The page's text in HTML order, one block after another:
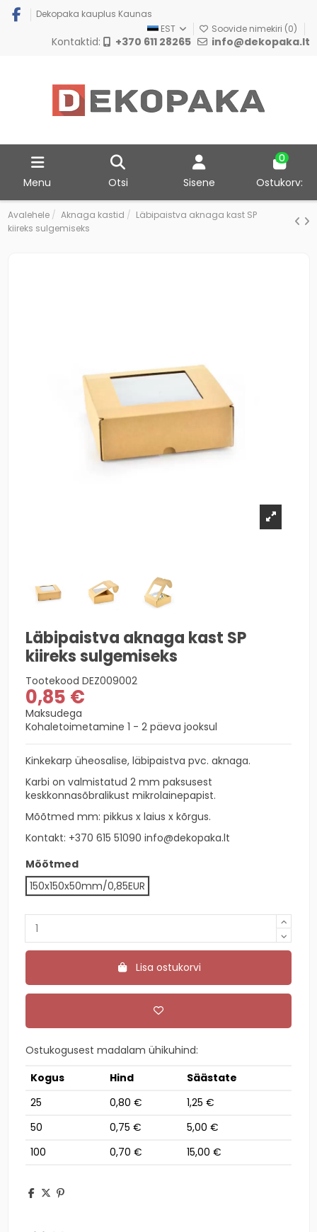
Dekopaka kauplus Kaunas
EST
Soovide nimekiri (0)
Kontaktid: +370 611 28265 info@dekopaka.lt
Menu Otsi Sisene
0
Ostukorv:
Avalehele Aknaga kastid
Läbipaistva aknaga kast SP
kiireks sulgemiseks
Läbipaistva aknaga kast SP
kiireks sulgemiseks
Tootekood DEZ009002
0,85 €
Maksudega
Kohaletoimetamine 1 - 2 päeva jooksul
Kinkekarp üheosalise, läbipaistva pvc. aknaga.
Karbi on valmistatud 2 mm paksusest
keskkonnasõbralikust mikrolainepapist.
Mõõtmed mm: pikkus x laius x kõrgus.
Kontakt: +370 615 51090 info@dekopaka.lt
Mõõtmed
150x150x50mm/0,85EUR
Lisa ostukorvi
Ostukogusest madalam ühikuhind:
Kogus
Hind
Säästate
25
0,80 €
1,25 €
50
0,75 €
5,00 €
100
0,70 € 15,00 €